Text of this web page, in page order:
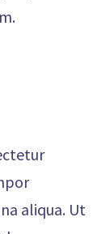
aliqua. Ut